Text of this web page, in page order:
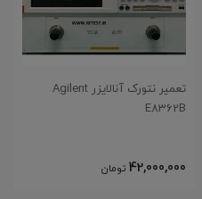
تعمیر نتورک آنالایزر Agilent
E8362B
42,000,000 تومان